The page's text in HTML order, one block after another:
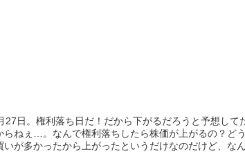
27日。権利落ち日だ！だから下がるだろうと予想して
らねぇ…。なんで権利落ちしたら株価が上がるの？ど
いが多かったから上がったというだけなのだけど、なん